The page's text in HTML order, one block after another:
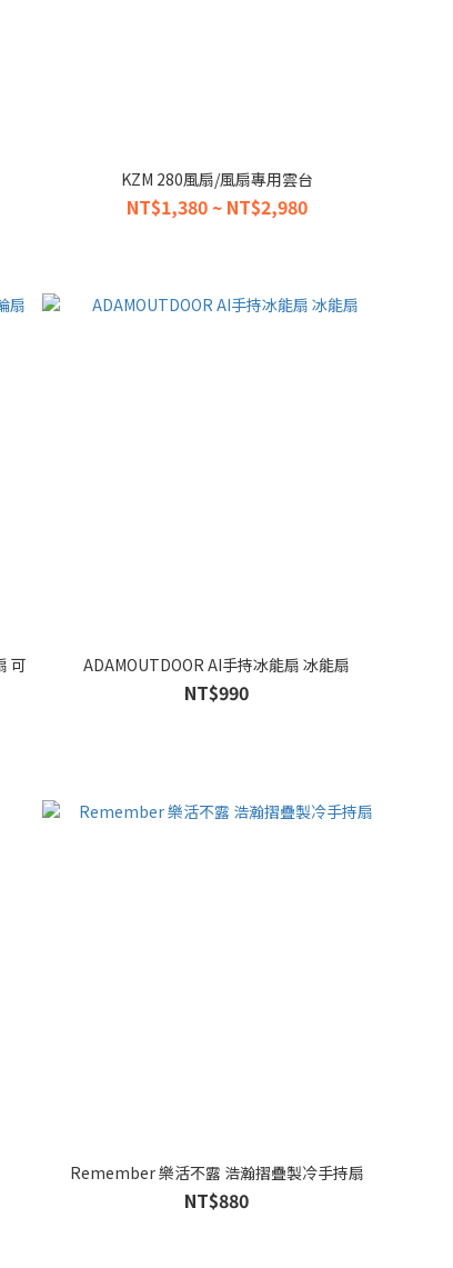
KZM 280風扇/風扇專用雲台
NT$1,380 ~ NT$2,980
ADAMOUTDOOR AI手持冰能扇 冰能扇
NT$990
Remember 樂活不露 浩瀚摺疊製冷手持扇
NT$880